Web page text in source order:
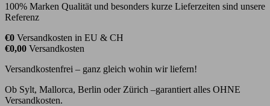
100% Marken Qualität und besonders kurze Lieferzeiten sind unsere
Referenz
€0 Versandkosten in EU & CH
€0,00 Versandkosten
Versandkostenfrei – ganz gleich wohin wir liefern!
Ob Sylt, Mallorca, Berlin oder Zürich –garantiert alles OHNE
Versandkosten.